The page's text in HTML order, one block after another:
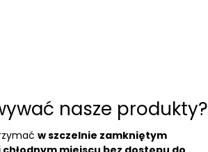
nasze produkty?
w szczelnie zamkniętym